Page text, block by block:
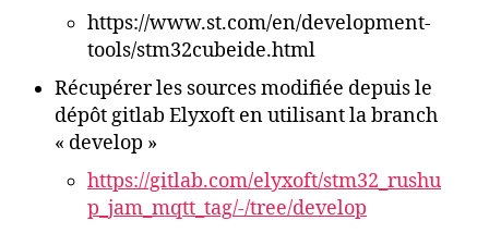
https://www.st.com/en/development-
tools/stm32cubeide.html
Récupérer les sources modifiée depuis le
dépôt gitlab Elyxoft en utilisant la branch
« develop »
https://gitlab.com/elyxoft/stm32_rushu
p_jam_mqtt_tag/-/tree/develop